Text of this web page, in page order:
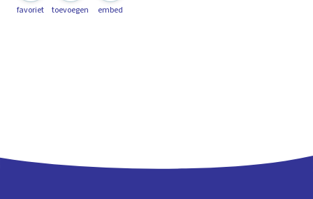
favoriet toevoegen embed